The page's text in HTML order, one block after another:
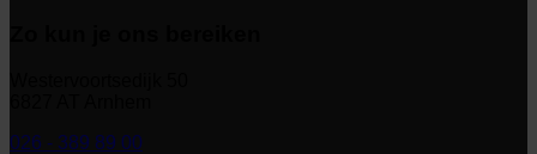
026 - 389 89 00